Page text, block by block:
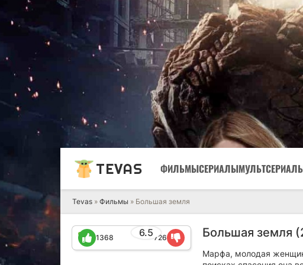
TEVAS ФИЛЬМЫСЕРИАЛЫ
Tevas » Фильмы » Большая земля
Большая земля
6.5
1368 726
Марфа, молодая